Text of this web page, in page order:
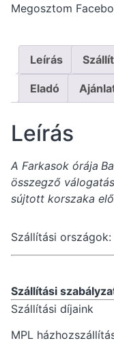
Megosztom
Leírás
Eladó
Leírás
A Farkasok órája
összegző
sújtott korszaka
Szállítási országok:
Szállítási
Szállítási díjaink
MPL